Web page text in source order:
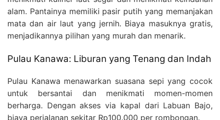
alam. Pantainya memiliki pasir putih yang memanjakan
mata dan air laut yang jernih. Biaya masuknya gratis,
menjadikannya pilihan yang murah dan menarik.
Pulau Kanawa: Liburan yang Tenang dan Indah
Pulau Kanawa menawarkan suasana sepi yang cocok
untuk bersantai dan menikmati momen-momen
berharga. Dengan akses via kapal dari Labuan Bajo,
biaya perjalanan sekitar Rp100.000 per rombongan.